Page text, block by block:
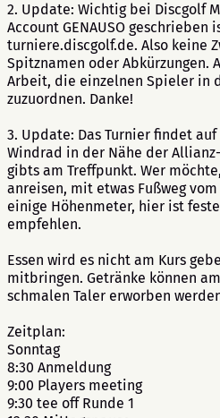
2. Update: Wichtig bei Discgolf
Account GENAUSO geschrieben
turniere.discgolf.de. Also keine
Spitznamen oder Abkürzungen.
Arbeit, die einzelnen Spieler in
zuzuordnen. Danke!
3. Update: Das Turnier findet
Windrad in der Nähe der
gibts am Treffpunkt. Wer
anreisen, mit etwas Fußweg
einige Höhenmeter, hier ist
empfehlen.
Essen wird es nicht am Kurs
mitbringen. Getränke können
schmalen Taler erworben
Zeitplan:
Sonntag
8:30 Anmeldung
9:00 Players meeting
9:30 tee off Runde 1